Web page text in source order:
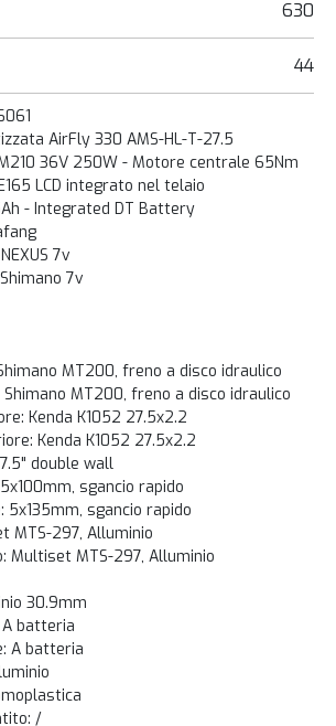
630
44
AirFly 330 AMS-HL-T-27.5
36V 250W - Motore centrale 65Nm
LCD integrato nel telaio
- Integrated DT Battery
7v
7v
MT200, freno a disco idraulico
MT200, freno a disco idraulico
Kenda K1052 27.5x2.2
Kenda K1052 27.5x2.2
double wall
sgancio rapido
sgancio rapido
MTS-297, Alluminio
Multiset MTS-297, Alluminio
30.9mm
batteria
A batteria
/